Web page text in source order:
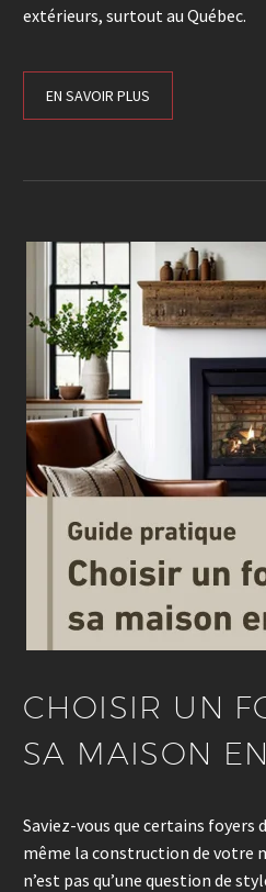
extérieurs, surtout au Québec.
EN SAVOIR PLUS
CHOISIR UN
SA MAISON
Saviez-vous que certains
même la construction de votre
n’est pas qu’une question de